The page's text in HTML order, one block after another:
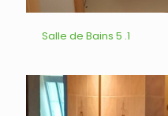
Salle de Bains 5 .1